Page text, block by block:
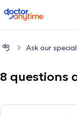
doctoranytime
Ask our
8 questions